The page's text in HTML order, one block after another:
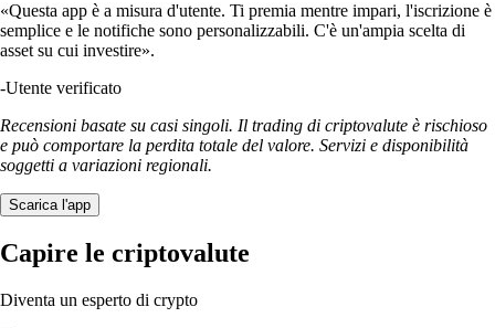
«Questa app è a misura d'utente. Ti premia mentre impari, l'iscrizione è
semplice e le notifiche sono personalizzabili. C'è un'ampia scelta di
asset su cui investire».
-Utente verificato
Recensioni basate su casi singoli. Il trading di criptovalute è rischioso
e può comportare la perdita totale del valore. Servizi e disponibilità
soggetti a variazioni regionali.
Scarica l'app
Capire le criptovalute
Diventa un esperto di crypto